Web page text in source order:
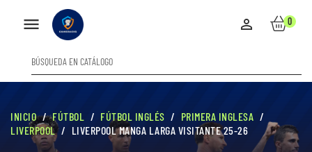
 0

INICIO FÚTBOL FÚTBOL INGLÉS
PRIMERA INGLESA
LIVERPOOL
LIVERPOOL MANGA LARGA VISITANTE 25-26